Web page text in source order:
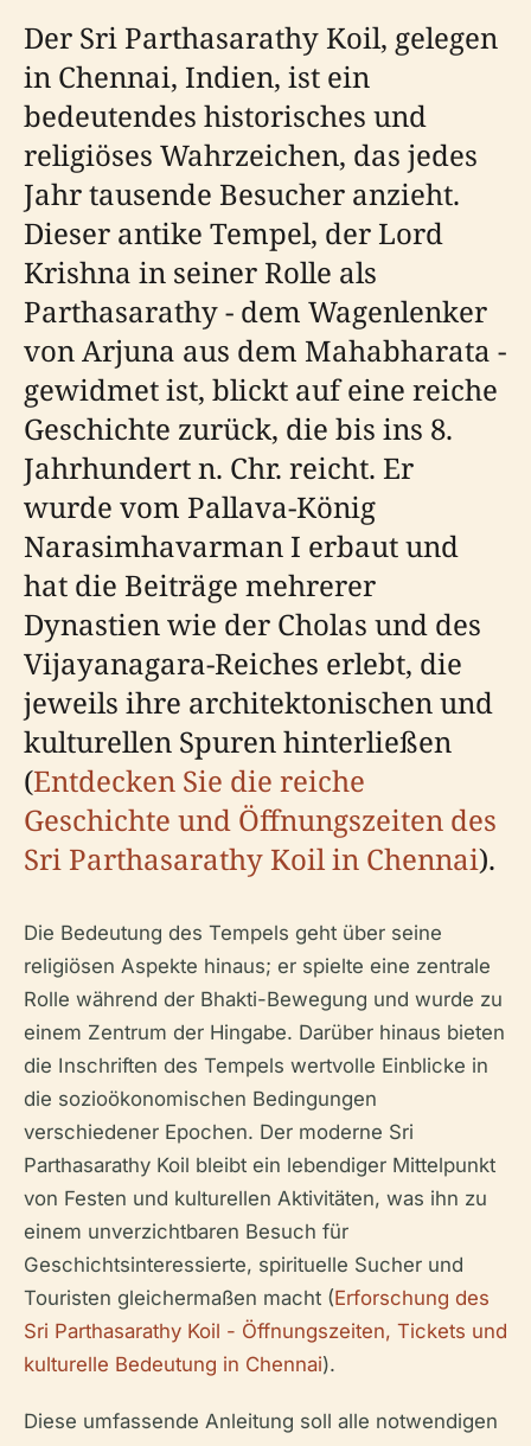
Der Sri Parthasarathy Koil, gelegen
in Chennai, Indien, ist ein
bedeutendes historisches und
religiöses Wahrzeichen, das jedes
Jahr tausende Besucher anzieht.
Dieser antike Tempel, der Lord
Krishna in seiner Rolle als
Parthasarathy - dem Wagenlenker
von Arjuna aus dem Mahabharata -
gewidmet ist, blickt auf eine reiche
Geschichte zurück, die bis ins 8.
Jahrhundert n. Chr. reicht. Er
wurde vom Pallava-König
Narasimhavarman I erbaut und
hat die Beiträge mehrerer
Dynastien wie der Cholas und des
Vijayanagara-Reiches erlebt, die
jeweils ihre architektonischen und
kulturellen Spuren hinterließen
(Entdecken Sie die reiche
Geschichte und Öffnungszeiten des
Sri Parthasarathy Koil in Chennai).
Die Bedeutung des Tempels geht über seine
religiösen Aspekte hinaus; er spielte eine zentrale
Rolle während der Bhakti-Bewegung und wurde zu
einem Zentrum der Hingabe. Darüber hinaus bieten
die Inschriften des Tempels wertvolle Einblicke in
die sozioökonomischen Bedingungen
verschiedener Epochen. Der moderne Sri
Parthasarathy Koil bleibt ein lebendiger Mittelpunkt
von Festen und kulturellen Aktivitäten, was ihn zu
einem unverzichtbaren Besuch für
Geschichtsinteressierte, spirituelle Sucher und
Touristen gleichermaßen macht (Erforschung des
Sri Parthasarathy Koil - Öffnungszeiten, Tickets und
kulturelle Bedeutung in Chennai).
Diese umfassende Anleitung soll alle notwendigen